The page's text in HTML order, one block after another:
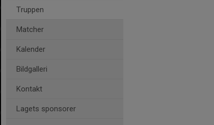
Truppen
Matcher
Kalender
Bildgalleri
Kontakt
Lagets sponsorer